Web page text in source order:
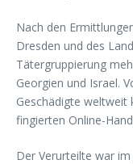
Nach den
Dresden und des
Tätergruppierung
Georgien und Israel.
Geschädigte
fingierten Online-
Der Verurteilte war